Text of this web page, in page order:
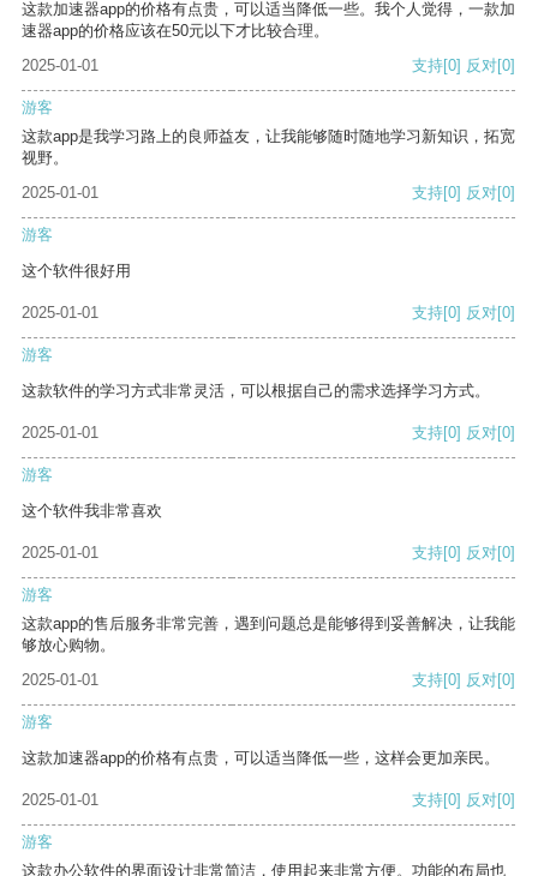
这款加速器app的价格有点贵，可以适当降低一些。我个人觉得，一款加
速器app的价格应该在50元以下才比较合理。
2025-01-01
支持[0] 反对[0]
游客
这款app是我学习路上的良师益友，让我能够随时随地学习新知识，拓宽
视野。
2025-01-01
支持[0] 反对[0]
游客
这个软件很好用
2025-01-01 支持[0] 反对[0]
游客
这款软件的学习方式非常灵活，可以根据自己的需求选择学习方式。
2025-01-01 支持[0] 反对[0]
游客
这个软件我非常喜欢
2025-01-01 支持[0] 反对[0]
游客
这款app的售后服务非常完善，遇到问题总是能够得到妥善解决，让我能
够放心购物。
2025-01-01
支持[0] 反对[0]
游客
这款加速器app的价格有点贵，可以适当降低一些，这样会更加亲民。
2025-01-01 支持[0] 反对[0]
游客
这款办公软件的界面设计非常简洁，使用起来非常方便。功能的布局也